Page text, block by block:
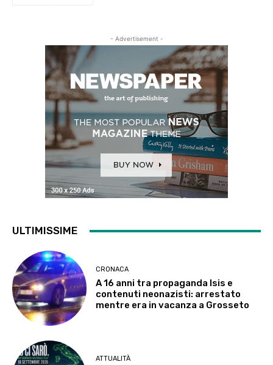
- Advertisement -
ULTIMISSIME
CRONACA
A 16 anni tra propaganda Isis e
contenuti neonazisti: arrestato
mentre era in vacanza a Grosseto
ATTUALITÀ